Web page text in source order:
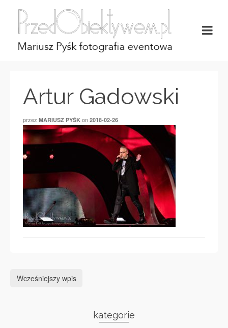
Artur Gadowski
przez MARIUSZ PYŚK on 2018-02-26
Wcześniejszy wpis
kategorie